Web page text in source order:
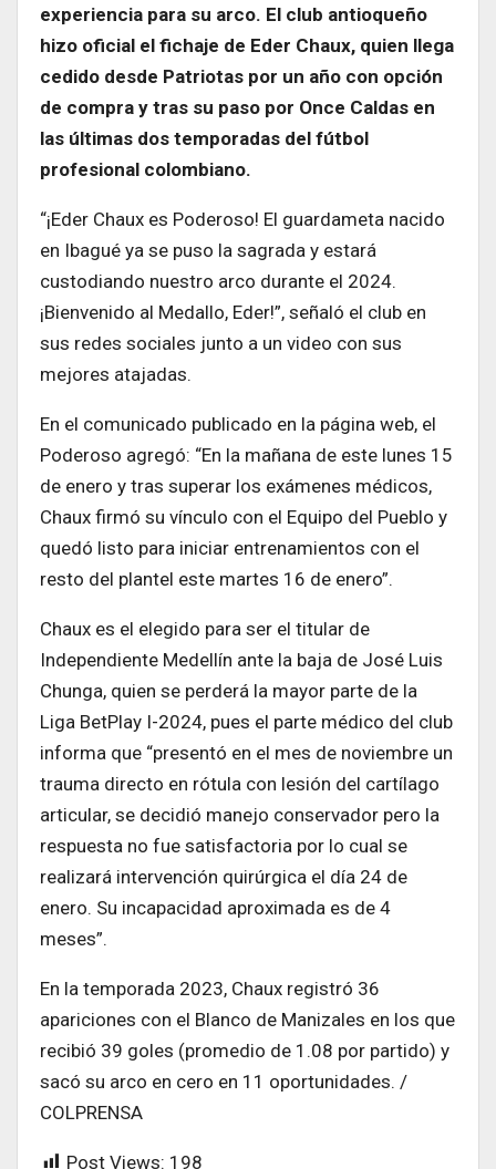
experiencia para su arco. El club antioqueño
hizo oficial el fichaje de Eder Chaux, quien llega
cedido desde Patriotas por un año con opción
de compra y tras su paso por Once Caldas en
las últimas dos temporadas del fútbol
profesional colombiano.
“¡Eder Chaux es Poderoso! El guardameta nacido
en Ibagué ya se puso la sagrada y estará
custodiando nuestro arco durante el 2024.
¡Bienvenido al Medallo, Eder!”, señaló el club en
sus redes sociales junto a un video con sus
mejores atajadas.
En el comunicado publicado en la página web, el
Poderoso agregó: “En la mañana de este lunes 15
de enero y tras superar los exámenes médicos,
Chaux firmó su vínculo con el Equipo del Pueblo y
quedó listo para iniciar entrenamientos con el
resto del plantel este martes 16 de enero”.
Chaux es el elegido para ser el titular de
Independiente Medellín ante la baja de José Luis
Chunga, quien se perderá la mayor parte de la
Liga BetPlay I-2024, pues el parte médico del club
informa que “presentó en el mes de noviembre un
trauma directo en rótula con lesión del cartílago
articular, se decidió manejo conservador pero la
respuesta no fue satisfactoria por lo cual se
realizará intervención quirúrgica el día 24 de
enero. Su incapacidad aproximada es de 4
meses”.
En la temporada 2023, Chaux registró 36
apariciones con el Blanco de Manizales en los que
recibió 39 goles (promedio de 1.08 por partido) y
sacó su arco en cero en 11 oportunidades. /
COLPRENSA
Post Views: 198